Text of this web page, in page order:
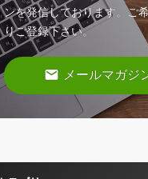
ンを発信しております。ご
りご登録下さい。
email メールマガジ